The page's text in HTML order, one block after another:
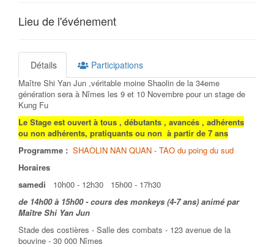
Lieu de l'événement
Détails Participations
Maître Shi Yan Jun ,véritable moine Shaolin de la 34eme
génération sera à Nîmes les 9 et 10 Novembre pour un stage de
Kung Fu
Le Stage est ouvert à tous , débutants , avancés , adhérents
ou non adhérents, pratiquants ou non à partir de 7 ans
Programme : SHAOLIN NAN QUAN - TAO du poing du sud
Horaires
samedi 10h00 - 12h30 15h00 - 17h30
de 14h00 à 15h00 - cours des monkeys (4-7 ans) animé par
Maître Shi Yan Jun
Stade des costières - Salle des combats - 123 avenue de la
bouvine - 30 000 Nîmes